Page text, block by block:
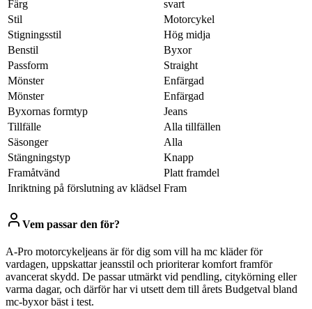
Färg
svart
Stil
Motorcykel
Stigningsstil
Hög midja
Benstil
Byxor
Passform
Straight
Mönster
Enfärgad
Mönster
Enfärgad
Byxornas formtyp
Jeans
Tillfälle
Alla tillfällen
Säsonger
Alla
Stängningstyp
Knapp
Framåtvänd
Platt framdel
Inriktning på förslutning av klädsel Fram
Vem passar den för?
A-Pro motorcykeljeans är för dig som vill ha mc kläder för
vardagen, uppskattar jeansstil och prioriterar komfort framför
avancerat skydd. De passar utmärkt vid pendling, citykörning eller
varma dagar, och därför har vi utsett dem till årets Budgetval bland
mc-byxor bäst i test.